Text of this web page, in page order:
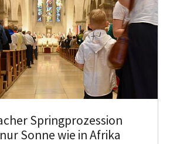
Springprozession
Sonne wie in Afrika